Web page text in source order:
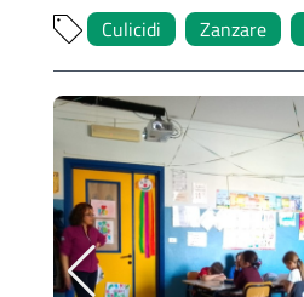
Culicidi Zanzare